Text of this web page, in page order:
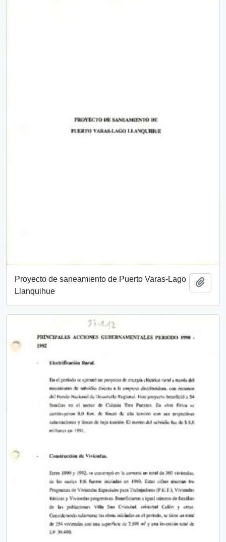
Proyecto de saneamiento de Puerto Varas-Lago
Llanquihue